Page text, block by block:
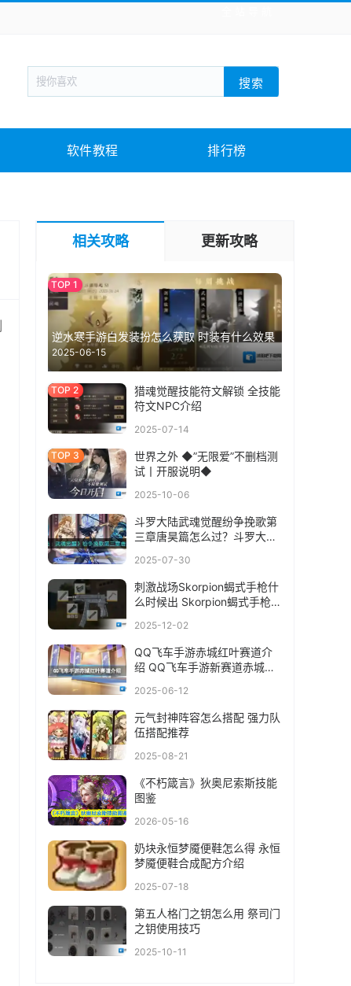
新闻阅读 旅游出行 生活实用
回合网游 战棋游戏 枪战射击
教育教学 游戏娱乐 系统软件 素材下载
搜索
软件教程 排行榜
相关攻略 更新攻略
逆水寒手游白发装扮怎么获取 时装有什么效果
2025-06-15
猎魂觉醒技能符文解锁 全技能
符文NPC介绍
2025-07-14
世界之外 ◆”无限爱”不删档测
试丨开服说明◆
2025-10-06
斗罗大陆武魂觉醒纷争挽歌第
三章唐昊篇怎么过？斗罗大陆
篇通关攻略
2025-07-30
刺激战场Skorpion蝎式手枪什
么时候出 Skorpion蝎式手枪上
2025-12-02
QQ飞车手游赤城红叶赛道介
绍 QQ飞车手游新赛道赤城红
2025-06-12
元气封神阵容怎么搭配 强力队
伍搭配推荐
2025-08-21
《不朽箴言》狄奥尼索斯技能
图鉴
2026-05-16
奶块永恒梦魇便鞋怎么得 永恒
梦魇便鞋合成配方介绍
2025-07-18
第五人格门之钥怎么用 祭司门
之钥使用技巧
2025-10-11